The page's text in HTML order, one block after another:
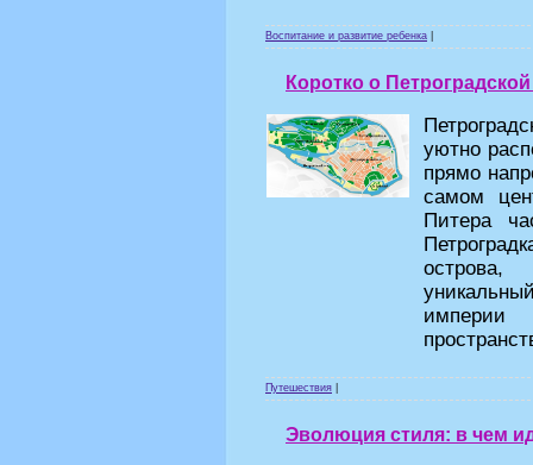
Воспитание и развитие ребенка
Коротко о
уютно
прямо
самом
Питера
империи
Путешествия
Эволюция стиля: в чем